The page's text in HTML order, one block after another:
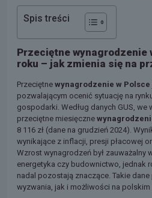
Spis treści
Przeciętne wynagrodzenie
roku – jak zmienia się na
Przeciętne wynagrodzenie w Polsce
pozwalającym ocenić sytuację na
gospodarki. Według danych GUS, we
przeciętne miesięczne
8 116 zł (dane na grudzień 2024).
wynikające z inflacji, presji płacowej
Wzrost wynagrodzeń był zauważalny
energetyka czy budownictwo, jednak
nadal pozostają znaczące. Takie
wyzwania, jak i możliwości na polskim